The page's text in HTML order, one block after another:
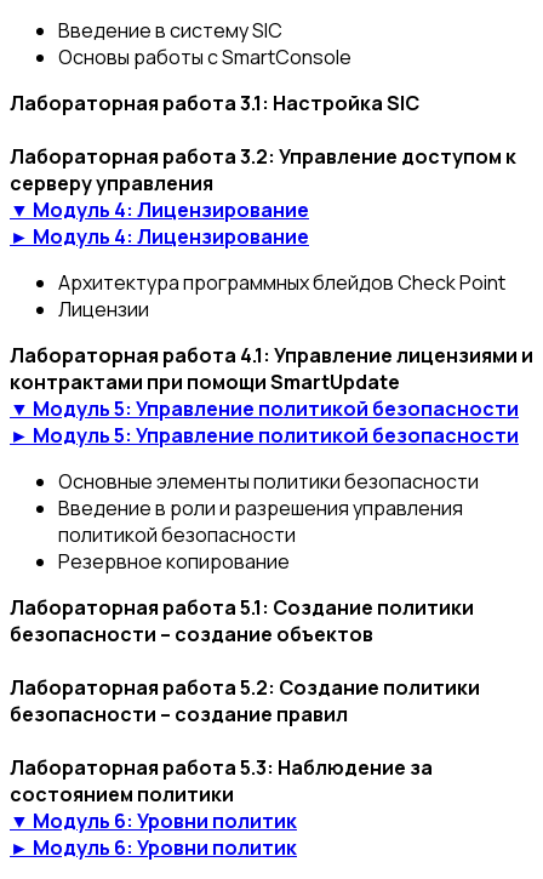
Введение в систему SIC
Основы работы с SmartConsole
Лабораторная работа 3.1: Настройка SIC
Лабораторная работа 3.2: Управление доступом к
серверу управления
▼ Модуль 4: Лицензирование
► Модуль 4: Лицензирование
Архитектура программных блейдов Check Point
Лицензии
Лабораторная работа 4.1: Управление лицензиями и
контрактами при помощи SmartUpdate
▼ Модуль 5: Управление политикой безопасности
► Модуль 5: Управление политикой безопасности
Основные элементы политики безопасности
Введение в роли и разрешения управления
политикой безопасности
Резервное копирование
Лабораторная работа 5.1: Создание политики
безопасности – создание объектов
Лабораторная работа 5.2: Создание политики
безопасности – создание правил
Лабораторная работа 5.3: Наблюдение за
состоянием политики
▼ Модуль 6: Уровни политик
► Модуль 6: Уровни политик